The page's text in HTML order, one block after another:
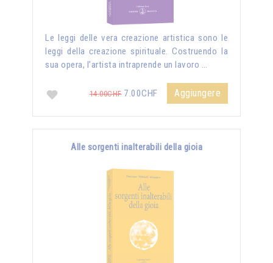
Le leggi delle vera creazione artistica sono le
leggi della creazione spirituale. Costruendo la
sua opera, l’artista intraprende un lavoro …
14.00CHF7.00CHF Aggiungere
Alle sorgenti inalterabili della gioia